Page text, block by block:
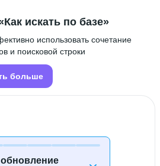
искать по базе»
использовать сочетание
и поисковой строки
больше